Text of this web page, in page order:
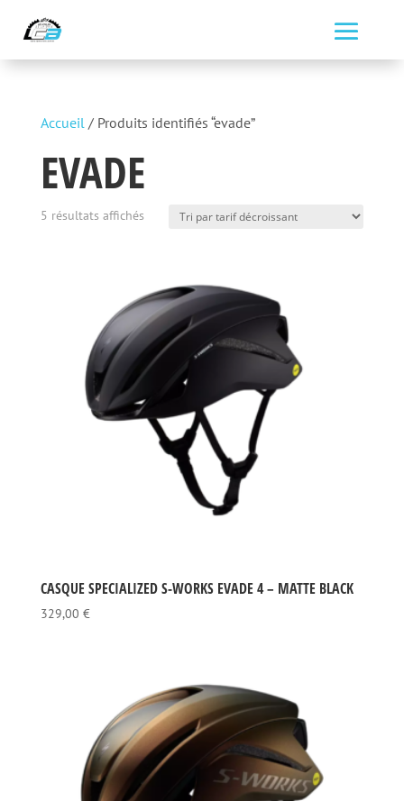
Accueil/ Produits identifiés “evade”
EVADE
5 résultats affichésTrié
décroissant
CASQUE SPECIALIZED S-WORKS EVADE 4 – MATTE BLACK
329,00 €